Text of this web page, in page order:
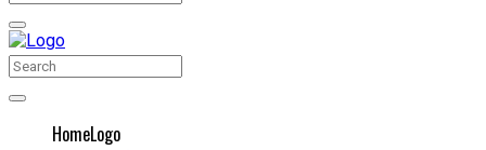
HomeLogo